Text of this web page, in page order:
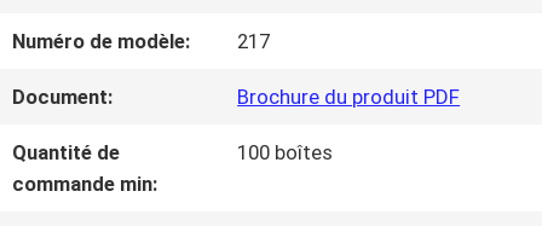
NOUS
VISITE
Numéro de modèle: 217
Document: Brochure du produit PDF
Quantité de
commande min:
100 boîtes